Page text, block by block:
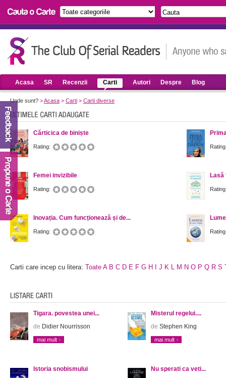
Acasa SR Recenzii Carti Autori Despre Blog
Unde sunt? >Acasa > Carti > Carti diverse
Cărticica de biniște
Rating:
Femei invizibile
Rating:
Inovația. Cum funcționează și de...
Rating:
Lasă
Carti care incep cu litera: Toate A B C D E F G H J K L M N O P Q R S
Tigara. povestea unei...
de Didier Nourrisson
mai mult
Misterul regelui....
de Stephen King
mai mult
Istoria snobismului
Nu sperati ca veti...